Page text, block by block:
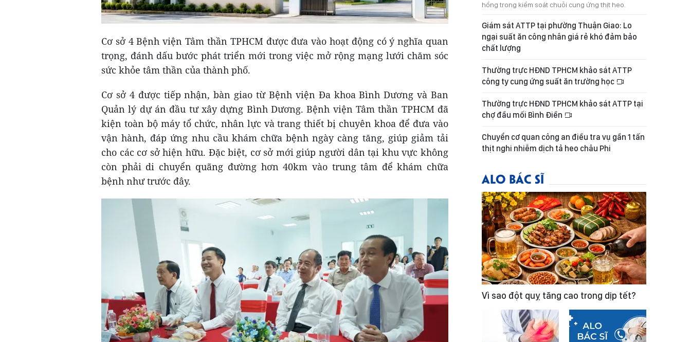
Cơ sở 4 Bệnh viện Tâm thần TPHCM được đưa vào hoạt động có ý nghĩa quan
trọng, đánh dấu bước phát triển mới trong việc mở rộng mạng lưới chăm sóc
sức khỏe tâm thần của thành phố.
Cơ sở 4 được tiếp nhận, bàn giao từ Bệnh viện Đa khoa Bình Dương và Ban
Quản lý dự án đầu tư xây dựng Bình Dương. Bệnh viện Tâm thần TPHCM đã
kiện toàn bộ máy tổ chức, nhân lực và trang thiết bị chuyên khoa để đưa vào
vận hành, đáp ứng nhu cầu khám chữa bệnh ngày càng tăng, giúp giảm tải
cho các cơ sở hiện hữu. Đặc biệt, cơ sở mới giúp người dân tại khu vực không
còn phải di chuyển quãng đường hơn 40km vào trung tâm để khám chữa
bệnh như trước đây.
hổng trong kiểm soát chuỗi cung ứng thịt heo.
Giám sát ATTP tại phường Thuận Giao: Lo
ngại suất ăn công nhân giá rẻ khó đảm bảo
chất lượng
Thường trực HĐND TPHCM khảo sát ATTP
công ty cung ứng suất ăn trường học
Thường trực HĐND TPHCM khảo sát ATTP tại
chợ đầu mối Bình Điền
Chuyển cơ quan công an điều tra vụ gần 1 tấn
thịt nghi nhiễm dịch tả heo châu Phi
ALO BÁC SĨ
Vì sao đột quỵ tăng cao trong dịp tết?